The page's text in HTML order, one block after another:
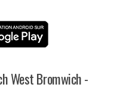
West Bromwich -